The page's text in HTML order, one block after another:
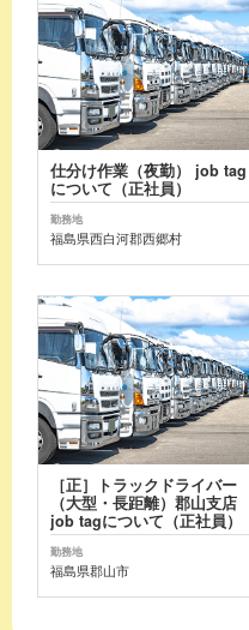
仕分け作業（夜勤） job tag
について（正社員）
勤務地
福島県西白河郡西郷村
［正］トラックドライバー
（大型・長距離）郡山支店
job tagについて（正社員）
勤務地
福島県郡山市